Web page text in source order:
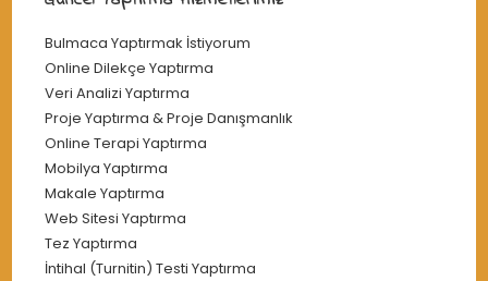
Bulmaca Yaptırmak İstiyorum
Online Dilekçe Yaptırma
Veri Analizi Yaptırma
Proje Yaptırma & Proje Danışmanlık
Online Terapi Yaptırma
Mobilya Yaptırma
Makale Yaptırma
Web Sitesi Yaptırma
Tez Yaptırma
İntihal (Turnitin) Testi Yaptırma